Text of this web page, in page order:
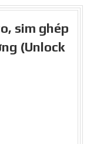
sim ghép
(Unlock